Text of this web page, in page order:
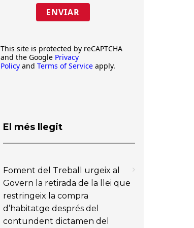
ENVIAR
This site is protected by reCAPTCHA
and the Google Privacy
Policy and Terms of Service apply.
El més llegit
Foment del Treball urgeix al
Govern la retirada de la llei que
restringeix la compra
d’habitatge després del
contundent dictamen del